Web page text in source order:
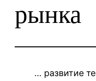
рынка
… развитие